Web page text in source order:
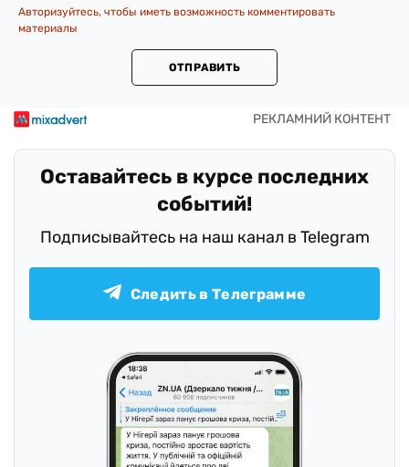
Авторизуйтесь, чтобы иметь возможность комментировать
материалы
ОТПРАВИТЬ
Оставайтесь в курсе последних
событий!
Подписывайтесь на наш канал в Telegram
Следить в Телеграмме